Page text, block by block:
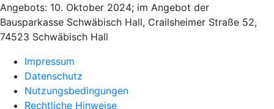
Angebots: 10. Oktober 2024; im Angebot der
Bausparkasse Schwäbisch Hall, Crailsheimer Straße 52,
74523 Schwäbisch Hall
Impressum
Datenschutz
Nutzungsbedingungen
Rechtliche Hinweise